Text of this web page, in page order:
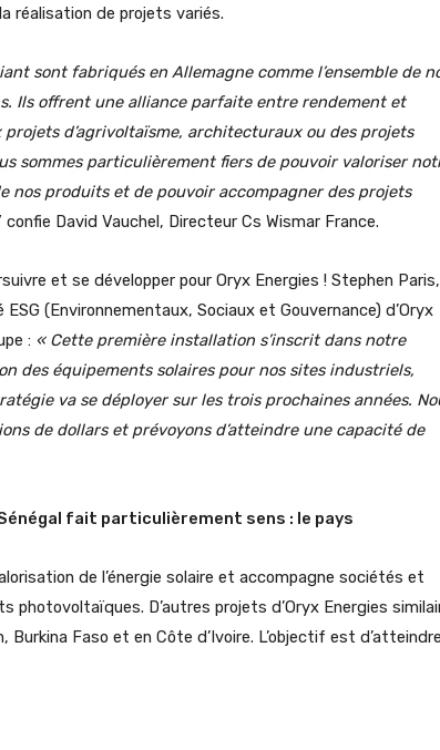
réalisation de projets variés.
sont fabriqués en Allemagne comme l’ensemble de
Ils offrent une alliance parfaite entre rendement et
d’agrivoltaïsme, architecturaux ou des projets
sommes particulièrement fiers de pouvoir valoriser
nos produits et de pouvoir accompagner des projets
confie David Vauchel, Directeur Cs Wismar France.
et se développer pour Oryx Energies ! Stephen Paris,
(Environnementaux, Sociaux et Gouvernance) d’Oryx
: « Cette première installation s’inscrit dans notre
des équipements solaires pour nos sites industriels,
va se déployer sur les trois prochaines années.
de dollars et prévoyons d’atteindre une capacité de
fait particulièrement sens : le pays
de l’énergie solaire et accompagne sociétés et
photovoltaïques. D’autres projets d’Oryx Energies
Faso et en Côte d’Ivoire. L’objectif est d’atteindre